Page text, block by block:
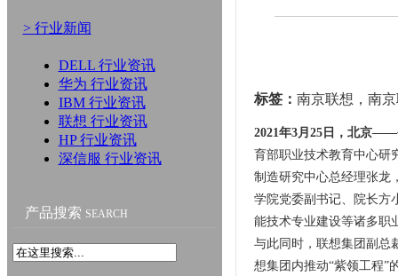
> 行业新闻
DELL 行业资讯
华为 行业资讯
IBM 行业资讯
联想 行业资讯
HP 行业资讯
深信服 行业资讯
产品搜索 SEARCH
标签： 南京联想，南
2021年3月25日，北京——
育部职业技术教育中心研
制造研究中心总经理张龙
学院党委副书记、院长方
能技术专业建设等诸多职
与此同时，联想集团副总
想集团内推动“紫领工程”